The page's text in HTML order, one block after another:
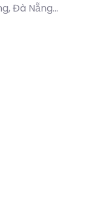
Đà Nẵng...